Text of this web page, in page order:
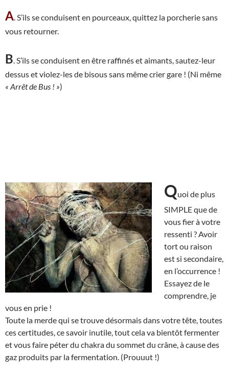
A . S’ils se conduisent en pourceaux, quittez la porcherie sans
vous retourner.
B . S’ils se conduisent en être raffinés et aimants, sautez-leur
dessus et violez-les de bisous sans même crier gare ! (Ni même
« Arrêt de Bus ! »)
Quoi de plus
SIMPLE que de
vous fier à votre
ressenti ? Avoir
tort ou raison
est si secondaire,
en l’occurrence !
Essayez de le
comprendre, je
vous en prie !
Toute la merde qui se trouve désormais dans votre tête, toutes
ces certitudes, ce savoir inutile, tout cela va bientôt fermenter
et vous faire péter du chakra du sommet du crâne, à cause des
gaz produits par la fermentation. (Prouuut !)